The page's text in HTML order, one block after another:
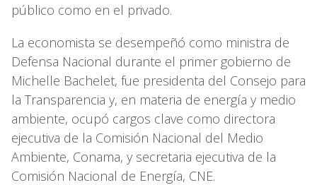
público como en el privado.
La economista se desempeñó como ministra de
Defensa Nacional durante el primer gobierno de
Michelle Bachelet, fue presidenta del Consejo para
la Transparencia y, en materia de energía y medio
ambiente, ocupó cargos clave como directora
ejecutiva de la Comisión Nacional del Medio
Ambiente, Conama, y secretaria ejecutiva de la
Comisión Nacional de Energía, CNE.